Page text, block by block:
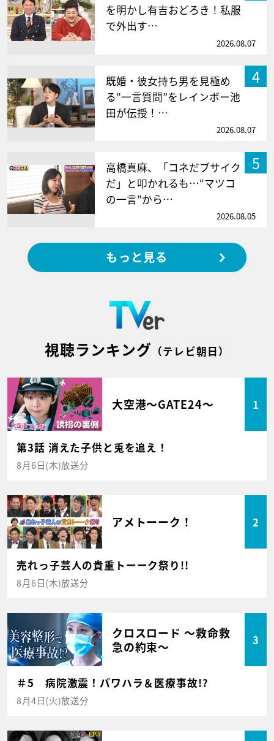
を明かし有吉おどろき！私服
で外出す…
2026.08.07
4
既婚・彼女持ち男を見極め
る“一言質問”をレインボー池
田が伝授！…
2026.08.07
5
高橋真麻、「コネだブサイク
だ」と叩かれるも…“マツコ
の一言”から…
2026.08.05
もっと見る
視聴ランキング （テレビ朝日）
大空港～GATE24～ 1
第3話 消えた子供と兎を追え！
8月6日(木)放送分
アメトーーク！ 2
売れっ子芸人の貴重トーーク祭り!!
8月6日(木)放送分
クロスロード ～救命救
急の約束～
3
＃5 病院激震！パワハラ＆医療事故!?
8月4日(火)放送分